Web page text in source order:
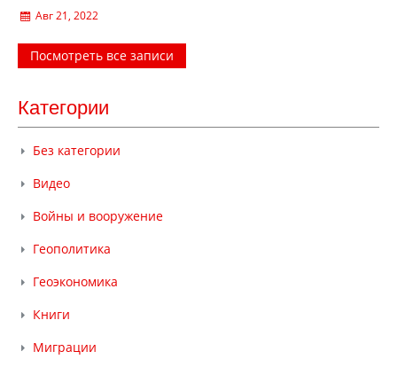
Авг 21, 2022
Посмотреть все записи
Категории
Без категории
Видео
Войны и вооружение
Геополитика
Геоэкономика
Книги
Миграции